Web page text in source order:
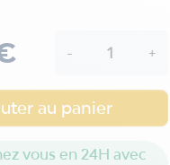
- +
au panier
vous en 24H avec